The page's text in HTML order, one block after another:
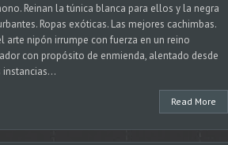
Reinan la túnica blanca para ellos y la negra
Ropas exóticas. Las mejores cachimbas.
arte nipón irrumpe con fuerza en un reino
con propósito de enmienda, alentado desde
Read More